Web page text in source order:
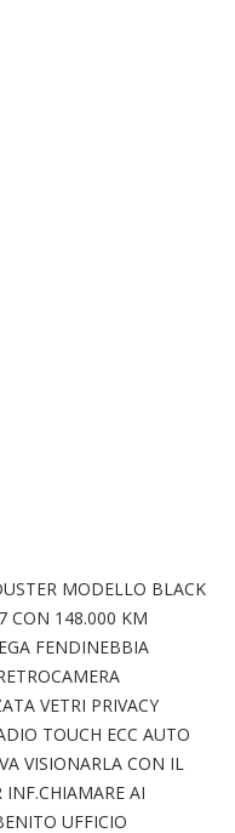
MODELLO BLACK
CON 148.000 KM
FENDINEBBIA
VETRI PRIVACY
TOUCH ECC AUTO
VISIONARLA CON IL
AI
UFFICIO